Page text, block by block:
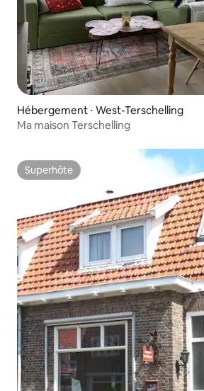
Hébergement ⋅ West-Terschelling
Ma maison Terschelling
Superhôte
Superhôte